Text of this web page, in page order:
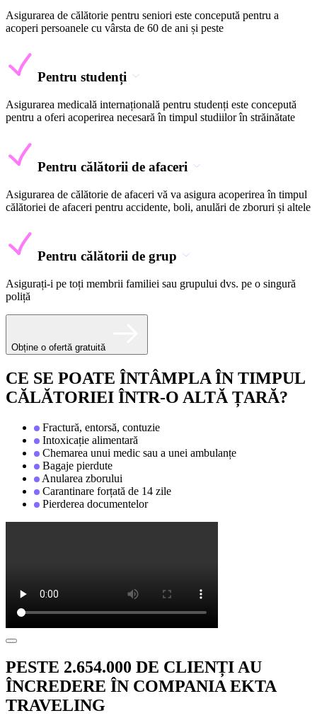
Asigurarea de călătorie pentru seniori este concepută pentru a
acoperi persoanele cu vârsta de 60 de ani și peste
Pentru studenți
Asigurarea medicală internațională pentru studenți este concepută
pentru a oferi acoperirea necesară în timpul studiilor în străinătate
Pentru călătorii de afaceri
Asigurarea de călătorie de afaceri vă va asigura acoperirea în timpul
călătoriei de afaceri pentru accidente, boli, anulări de zboruri și altele
Pentru călătorii de grup
Asigurați-i pe toți membrii familiei sau grupului dvs. pe o singură
poliță
Obține o ofertă gratuită
CE SE POATE ÎNTÂMPLA ÎN TIMPUL
CĂLĂTORIEI ÎNTR-O ALTĂ ȚARĂ?
Fractură, entorsă, contuzie
Intoxicație alimentară
Chemarea unui medic sau a unei ambulanțe
Bagaje pierdute
Anularea zborului
Carantinare forțată de 14 zile
Pierderea documentelor
PESTE 2.654.000 DE CLIENȚI AU
ÎNCREDERE ÎN COMPANIA EKTA
TRAVELING